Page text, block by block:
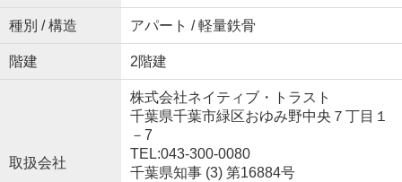
種別 / 構造 アパート / 軽量鉄骨
階建 2階建
取扱会社
株式会社ネイティブ・トラスト
千葉県千葉市緑区おゆみ野中央７丁目１
－7
TEL:043-300-0080
千葉県知事 (3) 第16884号